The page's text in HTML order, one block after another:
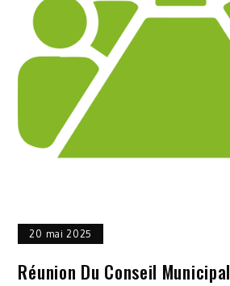
20 mai 2025
Réunion Du Conseil Municipal